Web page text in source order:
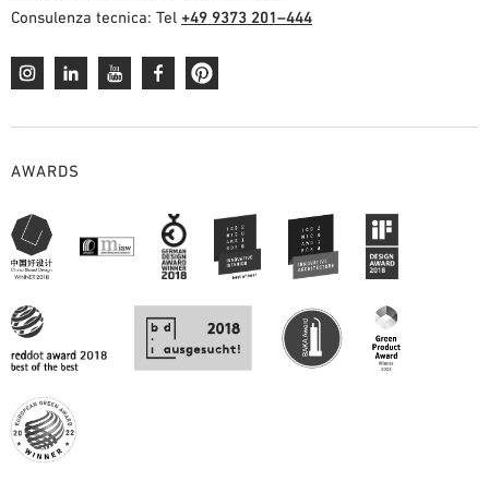
Consulenza tecnica: Tel +49 9373 201–444
AWARDS